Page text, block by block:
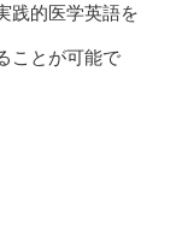
践的医学英語を
ことが可能で